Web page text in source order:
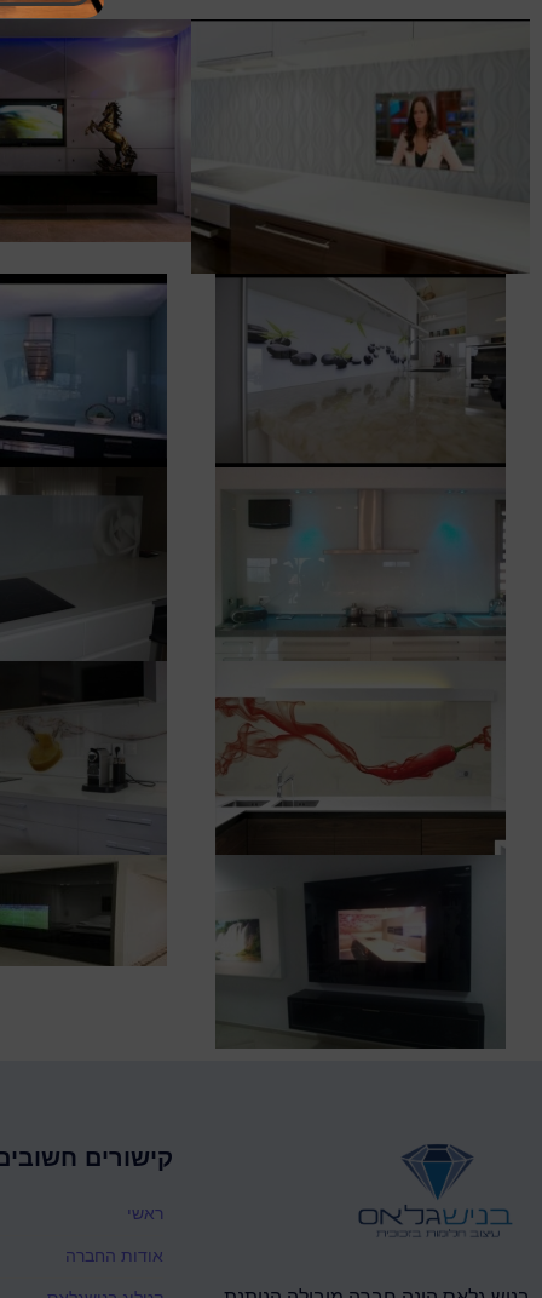
קישורים
ראשי
אודות החברה